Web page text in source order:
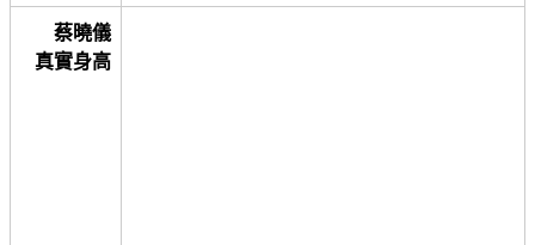
蔡曉儀
真實身高